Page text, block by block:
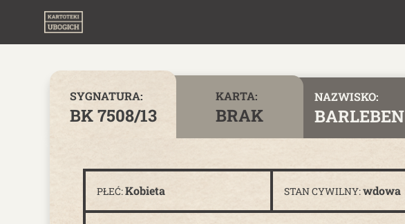
SYGNATURA:
BK 7508/13
KARTA:
BRAK
NAZWISKO:
BARLEBEN
PŁEĆ:Kobieta STAN CYWILNY:wdowa